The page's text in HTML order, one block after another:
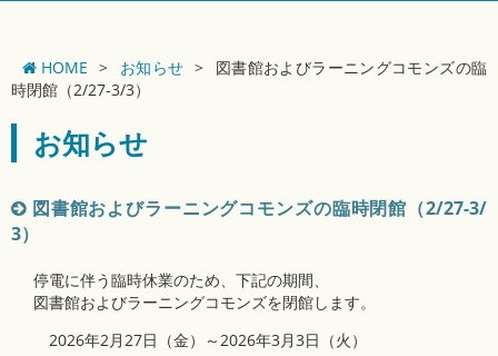
HOME > お知らせ >
図書館およびラーニングコモンズの臨
時閉館（2/27-3/3）
お知らせ
図書館およびラーニングコモンズの臨時閉館（2/27-3/
3）
停電に伴う臨時休業のため、下記の期間、
図書館およびラーニングコモンズを閉館します。
2026年2月27日（金）～2026年3月3日（火）